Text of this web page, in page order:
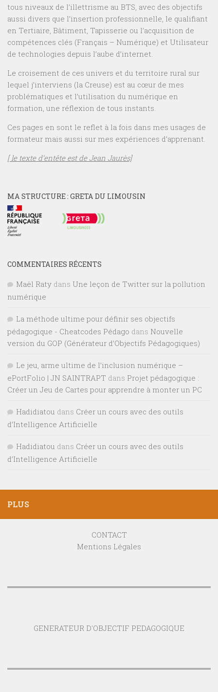
tous niveaux de l’illettrisme au BTS, avec des objectifs
aussi divers que l’insertion professionnelle, le qualifiant
en Tertiaire, Bâtiment, Tapisserie ou l’acquisition de
compétences clés (Français – Numérique) et Utilisateur
de technologies depuis l’aube d’internet.
Le croisement de ces univers et du territoire rural sur
lequel j’interviens (la Creuse) est au cœur de mes
problématiques et l’utilisation du numérique en
formation, une réflexion de tous instants.
Ces pages en sont le reflet à la fois dans mes usages de
formateur mais aussi sur mes expériences d’apprenant.
[ le texte d’entête est de Jean Jaurès]
MA STRUCTURE : GRETA DU LIMOUSIN
COMMENTAIRES RÉCENTS
Maël Raty dans Une leçon de Twitter sur la pollution
numérique
La méthode ultime pour définir ses objectifs
pédagogique - Cheatcodes Pédago dans Nouvelle
version du GOP (Générateur d’Objectifs Pédagogiques)
Le jeu, arme ultime de l’inclusion numérique –
ePortFolio | JN SAINTRAPT dans Projet pédagogique :
Créer un Jeu de Cartes pour apprendre à monter un PC
Hadidiatou dans Créer un cours avec des outils
d’Intelligence Artificielle
Hadidiatou dans Créer un cours avec des outils
d’Intelligence Artificielle
PLUS
CONTACT
Mentions Légales
GENERATEUR D'OBJECTIF PEDAGOGIQUE